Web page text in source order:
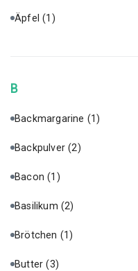
Äpfel(1)
B
Backmargarine (1)
Backpulver(2)
Bacon(1)
Basilikum (2)
Brötchen (1)
Butter(3)